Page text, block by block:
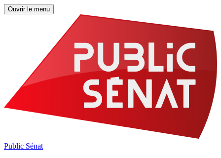
Ouvrir le menu
Public Sénat